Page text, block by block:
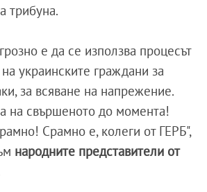
трибуна.
е да се използва процесът
украинските граждани за
за всяване на напрежение.
на свършеното до момента!
Срамно е, колеги от ГЕРБ",
народните представители от